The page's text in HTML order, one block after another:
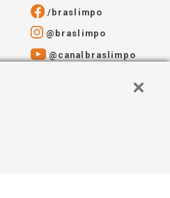
/braslimpo
@braslimpo
@canalbraslimpo​